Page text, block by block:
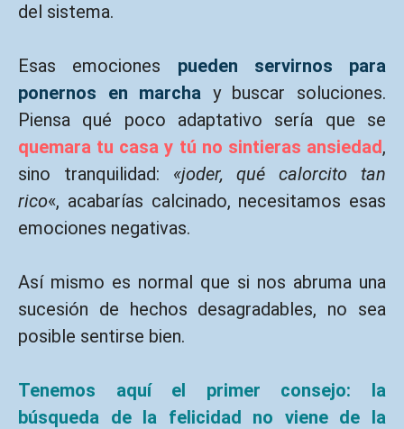
del sistema.
Esas emociones pueden servirnos para
ponernos en marcha y buscar soluciones.
Piensa qué poco adaptativo sería que se
quemara tu casa y tú no sintieras ansiedad,
sino tranquilidad: «joder, qué calorcito tan
rico«, acabarías calcinado, necesitamos esas
emociones negativas.
Así mismo es normal que si nos abruma una
sucesión de hechos desagradables, no sea
posible sentirse bien.
Tenemos aquí el primer consejo: la
búsqueda de la felicidad no viene de la